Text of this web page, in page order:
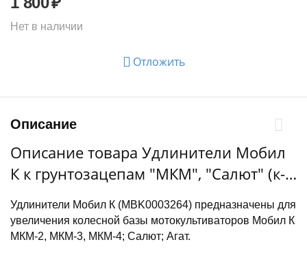
Нет в наличии
Отложить
Описание
Описание товара Удлинители Мобил
К к грунтозацепам "МКМ", "Салют" (к-
т), внутренний д.25 мм, внешний
д.34мм.
Удлинители Мобил К (MBK0003264) предназначены для
увеличения колесной базы мотокультиваторов Мобил К
МКМ-2, МКМ-3, МКМ-4; Салют; Агат.